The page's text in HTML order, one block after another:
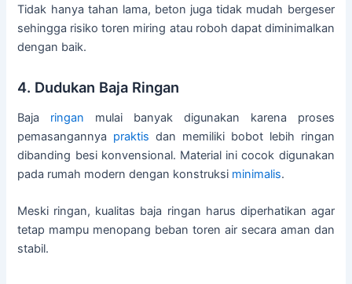
Tidak hanya tahan lama, beton juga tidak mudah bergeser
sehingga risiko toren miring atau roboh dapat diminimalkan
dengan baik.
4. Dudukan Baja Ringan
Baja ringan mulai banyak digunakan karena proses
pemasangannya praktis dan memiliki bobot lebih ringan
dibanding besi konvensional. Material ini cocok digunakan
pada rumah modern dengan konstruksi minimalis.
Meski ringan, kualitas baja ringan harus diperhatikan agar
tetap mampu menopang beban toren air secara aman dan
stabil.